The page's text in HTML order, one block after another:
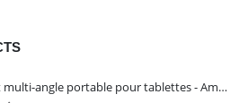
Support multi-angle portable pour tablettes - Amazon Basics